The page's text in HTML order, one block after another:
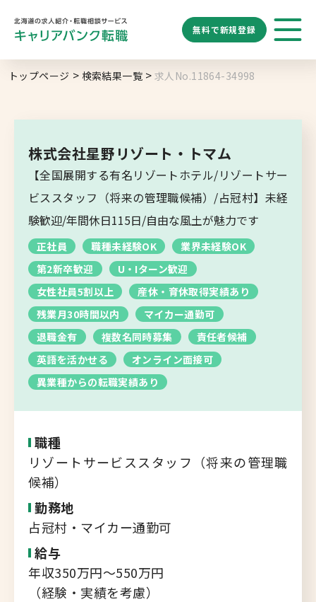
無料で新規登録
キャリアバンク
転職支援サービスのご案内
求人を探す ブックマーク
求人閲覧履歴 新着求人一覧
転職支援サービス
新規登録
勤務地 業種 職種
札幌市
道央エリア
空知エリア
道東エリア
釧路・根室エリア
オホーツクエリア
後志エリア
胆振・日高エリア
道北・旭川エリア
稚内・留萌エリア
道南エリア
フルリモート
北海道以外
トップページ 検索結果一覧 求人No.11864-34998
株式会社星野リゾート・トマム
【全国展開する有名リゾートホテル/リゾートサー
ビススタッフ（将来の管理職候補）/占冠村】未経
験歓迎/年間休日115日/自由な風土が魅力です
正社員 職種未経験OK
業界未経験OK
第2新卒歓迎
U・Iターン歓迎
女性社員5割以上
産休・育休取得実績あり
残業月30時間以内
マイカー通勤可
退職金有
複数名同時募集
責任者候補
英語を活かせる
オンライン面接可
異業種からの転職実績あり
職種
リゾートサービススタッフ（将来の管理職
候補）
勤務地
占冠村・マイカー通勤可
給与
年収350万円～550万円
（経験・実績を考慮）